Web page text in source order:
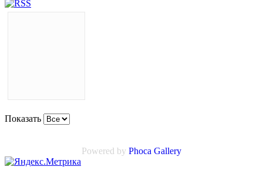
Показать
Powered by Phoca Gallery